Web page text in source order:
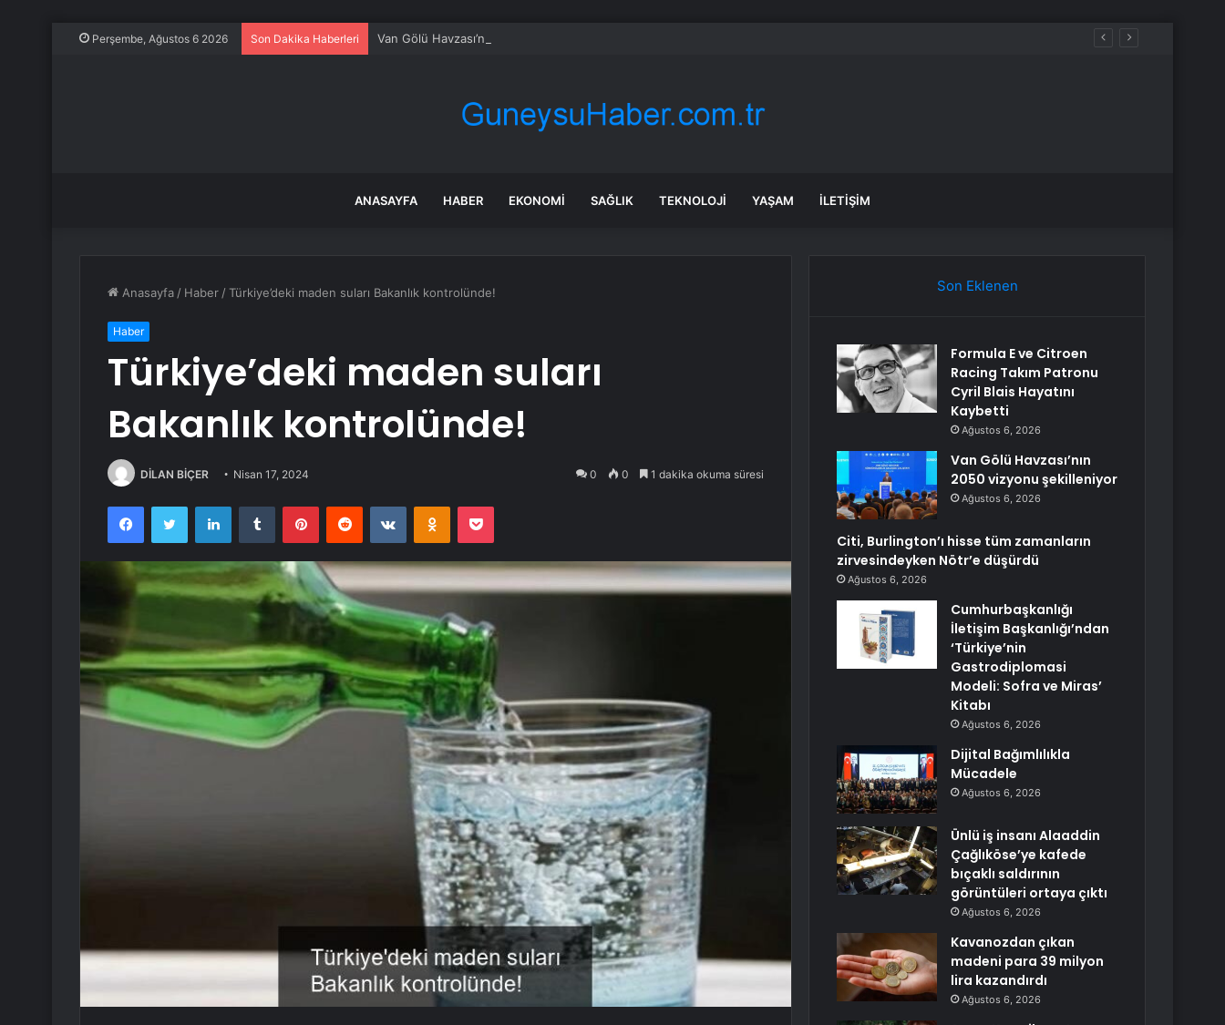
Perşembe, Ağustos 6 2026 Son Dakika Haberleri Van Gölü Havzası’nın 2050 vizyonu şekilleniyor
ANASAYFA HABER EKONOMI SAĞLIK TEKNOLOJI YAŞAM İLETIŞIM
Anasayfa / Haber /Türkiye’deki maden suları Bakanlık kontrolünde!
Haber
Türkiye’deki maden suları
Bakanlık kontrolünde!
DİLAN BİÇER Nisan 17, 2024 0 0 1 dakika okuma süresi
FacebookTwitter LinkedInTumblr PinterestReddit VKontakteOdnoklassniki
Pocket
Son Eklenen
Formula E ve Citroen
Racing Takım Patronu
Cyril Blais Hayatını
Kaybetti
Ağustos 6, 2026
Van Gölü Havzası’nın
2050 vizyonu şekilleniyor
Ağustos 6, 2026
Citi, Burlington’ı hisse tüm zamanların
zirvesindeyken Nötr’e düşürdü
Ağustos 6, 2026
Cumhurbaşkanlığı
İletişim Başkanlığı’ndan
‘Türkiye’nin
Gastrodiplomasi
Modeli: Sofra ve Miras’
Kitabı
Ağustos 6, 2026
Dijital Bağımlılıkla
Mücadele
Ağustos 6, 2026
Ünlü iş insanı Alaaddin
Çağlıköse’ye kafede
bıçaklı saldırının
görüntüleri ortaya çıktı
Ağustos 6, 2026
Kavanozdan çıkan
madeni para 39 milyon
lira kazandırdı
Ağustos 6, 2026